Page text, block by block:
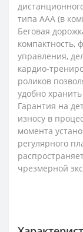
типа AAA (в
Беговая
компактность,
управления,
кардио-
роликов
удобно
Гарантия на
износу в
момента
регулярного
чрезмерной